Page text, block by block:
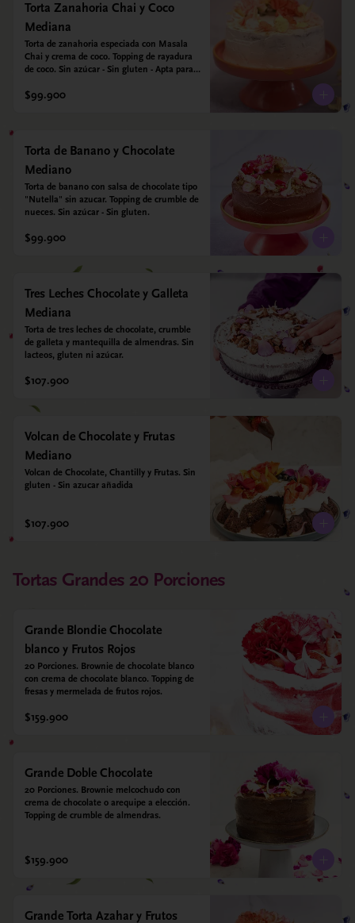
Torta Zanahoria Chai y Coco
Mediana
Torta de zanahoria especiada con Masala
Chai y crema de coco. Topping de rayadura
de coco. Sin azúcar - Sin gluten - Apta para
y almendras. Endulzada con estevia.
$99.900
Torta de Banano y Chocolate
Mediano
Torta de banano con salsa de chocolate tipo
"Nutella" sin azucar. Topping de crumble de
nueces. Sin azúcar - Sin gluten.
$99.900
Tres Leches Chocolate y Galleta
Mediana
Torta de tres leches de chocolate, crumble
de galleta y mantequilla de almendras. Sin
lacteos, gluten ni azúcar.
$107.900
Volcan de Chocolate y Frutas
Mediano
Volcan de Chocolate, Chantilly y Frutas. Sin
gluten - Sin azucar añadida
$107.900
Tortas Grandes 20 Porciones
Grande Blondie Chocolate
blanco y Frutos Rojos
20 Porciones. Brownie de chocolate blanco
con crema de chocolate blanco. Topping de
fresas y mermelada de frutos rojos.
$159.900
Grande Doble Chocolate
20 Porciones. Brownie melcochudo con
crema de chocolate o arequipe a elección.
Topping de crumble de almendras.
$159.900
Grande Torta Azahar y Frutos